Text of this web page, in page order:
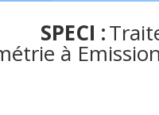
SPECI :
à